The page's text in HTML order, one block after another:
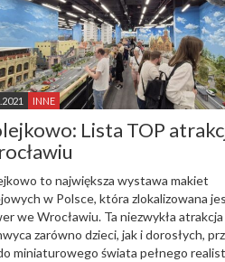
INNE
Lista TOP
to największa wystawa makiet
w Polsce, która zlokalizowana
we Wrocławiu. Ta niezwykła atrakcja
zarówno dzieci, jak i dorosłych,
miniaturowego świata pełnego